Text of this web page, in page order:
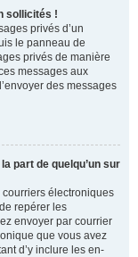
sollicités !
privés d’un
le panneau de
privés de manière
messages aux
des messages
part de quelqu’un sur
courriers électroniques
repérer les
envoyer par courrier
que vous avez
d’y inclure les en-